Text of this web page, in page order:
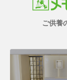
ご供養